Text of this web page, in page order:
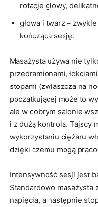
rotacje głowy,
głowa i twarz –
kończąca sesję.
Masażysta używa nie
przedramionami,
stopami (zwłaszcza na
początkującej może to
ale w dobrym salonie
i z dużą kontrolą. Tajscy
wykorzystaniu ciężaru
dzięki czemu mogą
Intensywność sesji jest
Standardowo masażysta
napięcia, a następnie